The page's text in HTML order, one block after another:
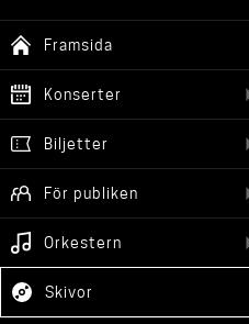
Framsida
Konserter
Biljetter
För publiken
Orkestern
Skivor